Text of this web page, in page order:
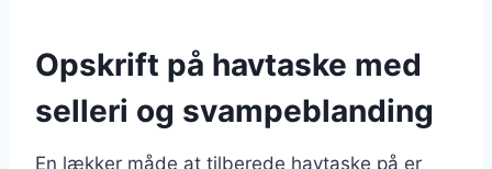
Opskrift på havtaske med
selleri og svampeblanding
En lækker måde at tilberede havtaske på er